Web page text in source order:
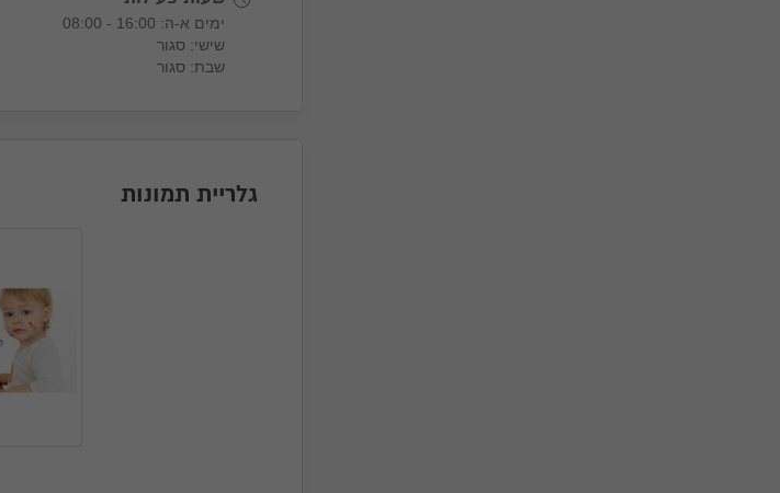
ימים א-ה: 16:00 - 08:00
שישי: סגור
שבת: סגור
גלריית תמונות